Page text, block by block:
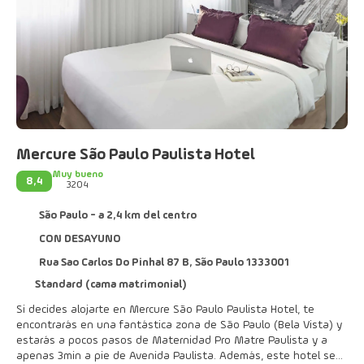
Mercure São Paulo Paulista Hotel
8,4
Muy bueno
3204
São Paulo - a 2,4 km del centro
CON DESAYUNO
Rua Sao Carlos Do Pinhal 87 B, São Paulo 1333001
Standard (cama matrimonial)
Si decides alojarte en Mercure São Paulo Paulista Hotel, te
encontrarás en una fantástica zona de São Paulo (Bela Vista) y
estarás a pocos pasos de Maternidad Pro Matre Paulista y a
apenas 3 min a pie de Avenida Paulista. Además, este hotel se